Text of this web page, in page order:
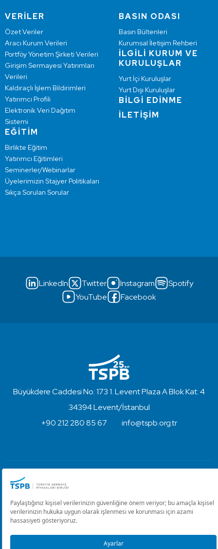
VERİLER
Özet Veriler
Aracı Kurum Verileri
Portföy Yönetim Şirketi Verileri
Girişim Sermayesi Yatırımları
Verileri
Kaldıraçlı İşlem Bildirimleri
Yatırımcı Profili
Elektronik Veri Dağıtım
Sistemi
EĞİTİM
Birlikte Eğitim
Yatırımcı Eğitimleri
Seminerler/Webinarlar
Üyelerimizin Stajyer Politikaları
Sıkça Sorulan Sorular
BASIN ODASI
Basın Bültenleri
Kurumsal İletişim Rehberi
İLGİLİ KURUM VE
KURULUŞLAR
Yurt İçi Kuruluşlar
Yurt Dışı Kuruluşlar
BİLGİ EDİNME
İLETİŞİM
LinkedIn Twitter Instagram
Spotify
YouTube
Facebook
Büyükdere Caddesi No: 173 1. Levent Plaza A Blok Kat: 4
34394 Levent/İstanbul
+90 212 280 85 67
info@tspb.org.tr
Kullanım Koşulları ve Gizlilik
Çerez Ayarlarını Düzenle